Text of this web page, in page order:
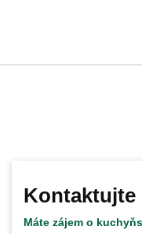
Kontaktujte
Máte zájem o